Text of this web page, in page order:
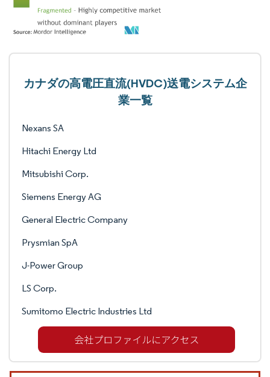
カナダの高電圧直流(HVDC)送電システム企
業一覧
Nexans SA
Hitachi Energy Ltd
Mitsubishi Corp.
Siemens Energy AG
General Electric Company
Prysmian SpA
J-Power Group
LS Corp.
Sumitomo Electric Industries Ltd